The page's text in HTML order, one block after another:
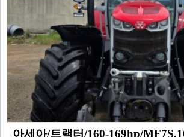
아세아/트랙터/160-169hp/